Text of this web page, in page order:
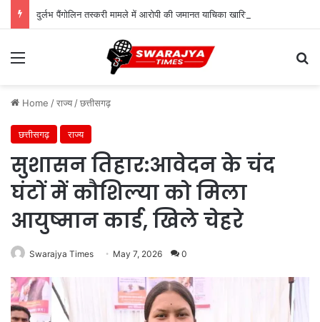
दुर्लभ पैंगोलिन तस्करी मामले में आरोपी की जमानत याचिका खारिज
Menu
Home /राज्य /छत्तीसगढ़
छत्तीसगढ़ राज्य
सुशासन तिहार:आवेदन के चंद
घंटों में कौशिल्या को मिला
आयुष्मान कार्ड, खिले चेहरे
Swarajya Times May 7, 2026 0